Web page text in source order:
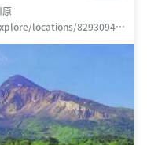
原
locations/82930940